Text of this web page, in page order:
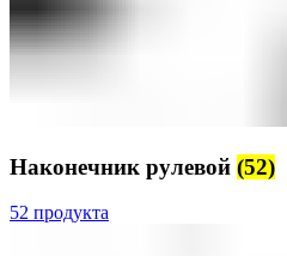
Наконечник рулевой (52)
52 продукта